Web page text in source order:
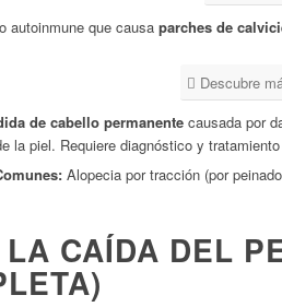
autoinmune que causa parches de
Descubre
de cabello permanente causada por
la piel. Requiere diagnóstico y
Alopecia por tracción (por
CAÍDA DEL